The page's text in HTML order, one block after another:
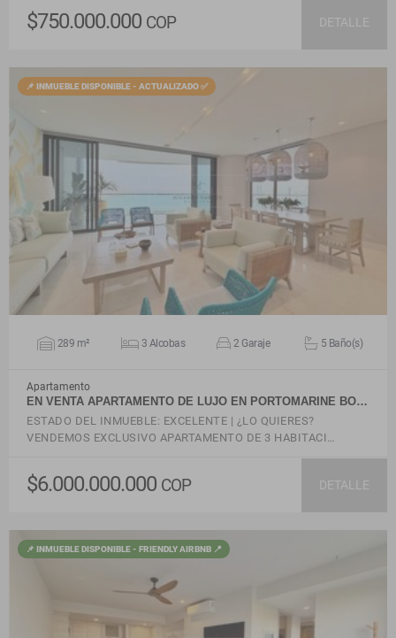
$750.000.000 COP DETALLE
📌 INMUEBLE DISPONIBLE - ACTUALIZADO ✅
VER DETALLES
289 m² 3 Alcobas 2 Garaje 5 Baño(s)
Apartamento
EN VENTA APARTAMENTO DE LUJO EN PORTOMARINE BO…
ESTADO DEL INMUEBLE: EXCELENTE | ¿LO QUIERES?
VENDEMOS EXCLUSIVO APARTAMENTO DE 3 HABITACI…
$6.000.000.000 COP DETALLE
📌 INMUEBLE DISPONIBLE - FRIENDLY AIRBNB 📍